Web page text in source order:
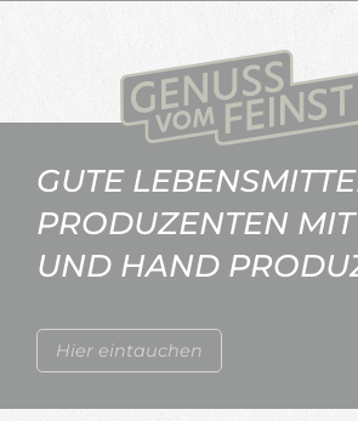
Hier eintauchen
GUTE
PRODUZENTEN
UND HAND